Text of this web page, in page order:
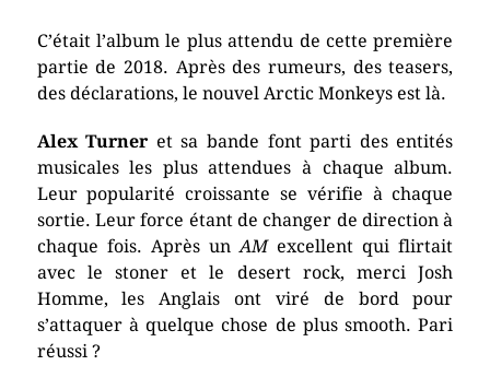
C’était l’album le plus attendu de cette première
partie de 2018. Après des rumeurs, des teasers,
des déclarations, le nouvel Arctic Monkeys est là.
Alex Turner et sa bande font parti des entités
musicales les plus attendues à chaque album.
Leur popularité croissante se vérifie à chaque
sortie. Leur force étant de changer de direction à
chaque fois. Après unAMexcellent qui flirtait
avec le stoner et le desert rock, merci Josh
Homme, les Anglais ont viré de bord pour
s’attaquer à quelque chose de plus smooth. Pari
réussi ?